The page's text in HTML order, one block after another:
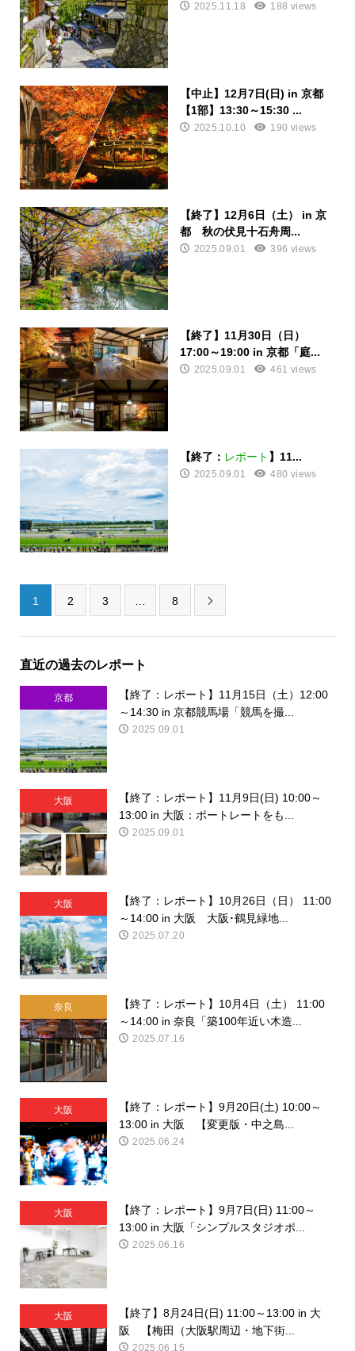
2025.11.18 188 views
【中止】12月7日(日) in 京都
【1部】13:30～15:30 ...
2025.10.10 190 views
【終了】12月6日（土） in 京
都 秋の伏見十石舟周...
2025.09.01 396 views
【終了】11月30日（日）
17:00～19:00 in 京都「庭...
2025.09.01 461 views
【終了： レポート 】11...
2025.09.01 480 views
1 2 3 8 
直近の過去のレポート
京都
【終了：レポート】11月15日（土）12:00
～14:30 in 京都競馬場「競馬を撮...
2025.09.01
大阪
【終了：レポート】11月9日(日) 10:00～
13:00 in 大阪：ポートレートをも...
2025.09.01
大阪
【終了：レポート】10月26日（日） 11:00
～14:00 in 大阪 大阪･鶴見緑地...
2025.07.20
奈良
【終了：レポート】10月4日（土） 11:00
～14:00 in 奈良「築100年近い木造...
2025.07.16
大阪
【終了：レポート】9月20日(土) 10:00～
13:00 in 大阪 【変更版・中之島...
2025.06.24
大阪
【終了：レポート】9月7日(日) 11:00～
13:00 in 大阪「シンプルスタジオポ...
2025.06.16
大阪
【終了】8月24日(日) 11:00～13:00 in 大
阪 【梅田（大阪駅周辺・地下街...
2025.06.15